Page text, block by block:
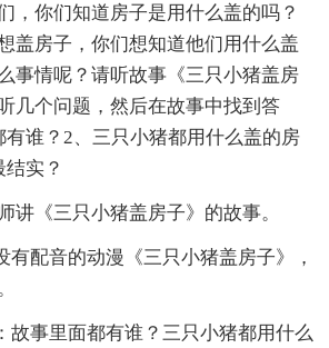
，你们知道房子是用什么盖的吗？
盖房子，你们想知道他们用什么盖
事情呢？请听故事《三只小猪盖房
几个问题，然后在故事中找到答
谁？2、三只小猪都用什么盖的房
实？
讲《三只小猪盖房子》的故事。
有配音的动漫《三只小猪盖房子》，
故事里面都有谁？三只小猪都用什么